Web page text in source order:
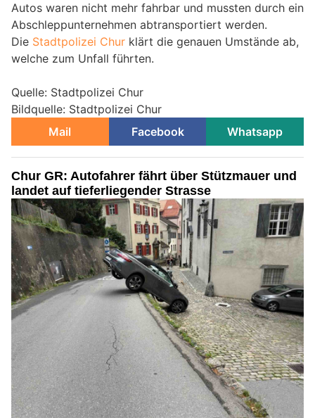
Autos waren nicht mehr fahrbar und mussten durch ein
Abschleppunternehmen abtransportiert werden.
Die Stadtpolizei Chur klärt die genauen Umstände ab,
welche zum Unfall führten.
Quelle: Stadtpolizei Chur
Bildquelle: Stadtpolizei Chur
Mail
Facebook Whatsapp
Chur GR: Autofahrer fährt über Stützmauer und
landet auf tieferliegender Strasse